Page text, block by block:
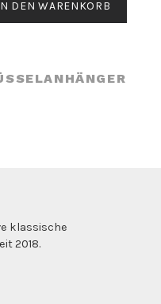
DEN WARENKORB
klassische
2018.